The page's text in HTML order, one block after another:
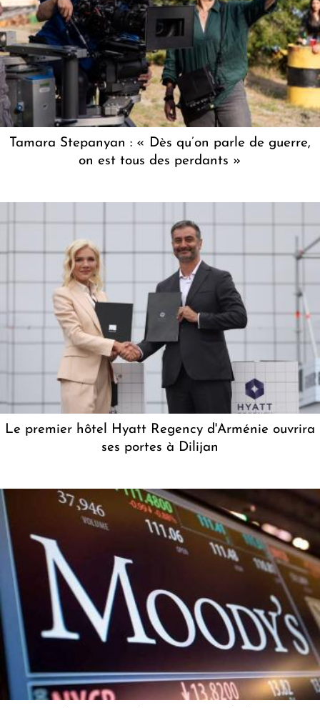
Tamara Stepanyan : « Dès qu’on parle de guerre,
on est tous des perdants »
Le premier hôtel Hyatt Regency d'Arménie ouvrira
ses portes à Dilijan